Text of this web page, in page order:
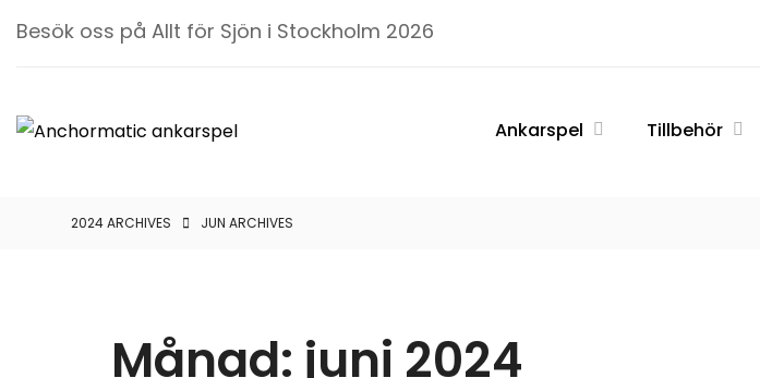
Besök oss på Allt för Sjön i Stockholm 2026
ANCHORMATIC
Anchormatic
Ankarspel Tillbehör
2024 ARCHIVES JUN ARCHIVES
Månad: juni 2024